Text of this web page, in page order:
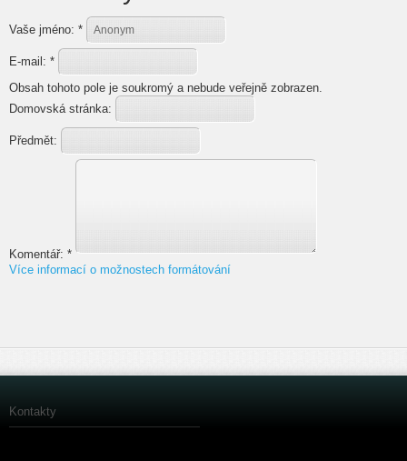
Vaše jméno: *
E-mail: *
Obsah tohoto pole je soukromý a nebude veřejně zobrazen.
Domovská stránka:
Předmět:
Komentář: *
Více informací o možnostech formátování
Kontakty